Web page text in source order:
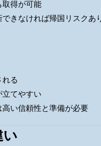
取得が可能
きなければ帰国リスクあ
れる
立てやすい
高い信頼性と準備が必要